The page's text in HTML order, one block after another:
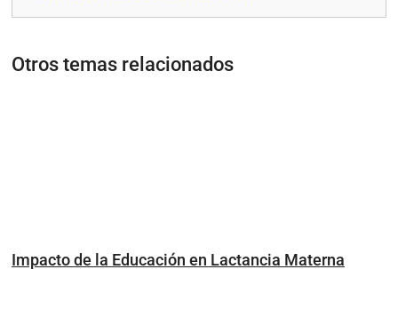
Otros temas relacionados
Impacto de la Educación en Lactancia Materna